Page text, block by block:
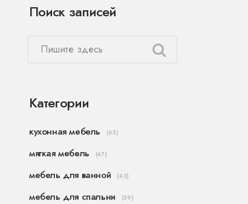
Поиск записей
Категории
кухонная мебель (63)
мягкая мебель (47)
мебель для ванной (43)
мебель для спальни (39)